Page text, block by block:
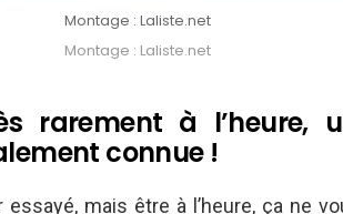
Montage : Laliste.net
Montage : Laliste.net
rarement à l’heure,
connue !
essayé, mais être à l’heure, ça ne